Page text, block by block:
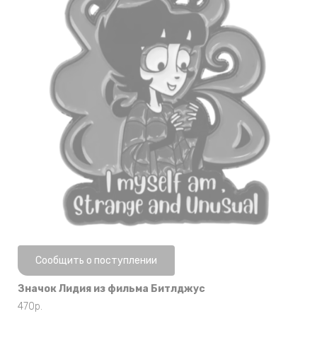
Нет в наличии
Сообщить о поступлении
Значок Лидия из фильма Битлджус
470р.